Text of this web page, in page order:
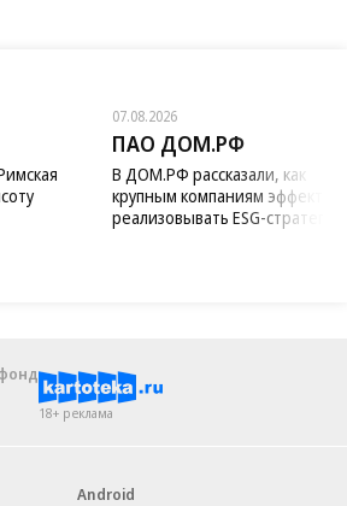
07.08.2026
ПАО ДОМ.РФ
В ДОМ.РФ рассказали, как
крупным компаниям
реализовывать ESG-стратегию
18+ реклама
Android